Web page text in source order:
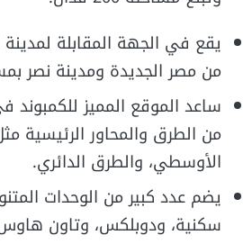
يقع في الجهة المقابلة لمدينة
من مصر الجديدة ومدينة نصر بمسافة 15 دقيقة
ساعد الموقع المميز للكمبوند
من الطرق والمحاور الرئيسية
الأوسطي، والطرق الدائري.
يضم عدد كبير من الوحدات
سكنية، ودوبلكس، وتاون